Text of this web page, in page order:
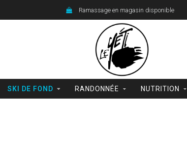
Ramassage en magasin disponible
SKI DE FOND RANDONNÉE NUTRITION